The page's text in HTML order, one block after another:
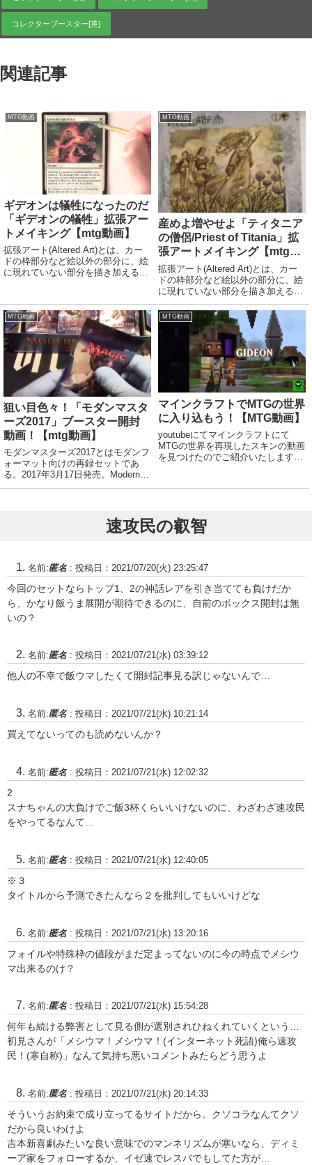
コレクターブースター[英]
関連記事
MTG動画
ギデオンは犠牲になったのだ
「ギデオンの犠牲」拡張アー
トメイキング【mtg動画】
拡張アート(Altered Art)とは、カー
ドの枠部分など絵以外の部分に、絵
に現れていない部分を描き加えるこ
じめとする芸術的な修正を加えたカ
ードは認定大会で使用できるが、そ
の...
MTG動画
産めよ増やせよ「ティタニア
の僧侶/Priest of Titania」拡
張アートメイキング【mtg動
画】
拡張アート(Altered Art)とは、カー
ドの枠部分など絵以外の部分に、絵
に現れていない部分を描き加えるこ
と。または、そのような加工が施さ
れたカードのこと。拡張アートをは
じめとする芸術的な修正を加えたカ
ードは認定大会で使用できるが、そ
MTG動画
狙い目色々！「モダンマスタ
ーズ2017」ブースター開封
動画！【mtg動画】
モダンマスターズ2017とはモダンフ
ォーマット向けの再録セットであ
る。2017年3月17日発売。Modern
Mastersシリーズの第3弾。スタンダ
を目的とした再録セットであ...
MTG動画
マインクラフトでMTGの世界
に入り込もう！【MTG動画】
youtubeにてマインクラフトにて
MTGの世界を再現したスキンの動画
を見つけたのでご紹介いたします。
れておりました。マインクラフトは
速攻民の叡智
名前:匿名 : 投稿日：2021/07/20(火) 23:25:47
今回のセットならトップ1、2の神話レアを引き当てても負けだか
ら、かなり飯うま展開が期待できるのに、自前のボックス開封は無
いの？
名前:匿名 : 投稿日：2021/07/21(水) 03:39:12
他人の不幸で飯ウマしたくて開封記事見る訳じゃないんで…
名前:匿名 : 投稿日：2021/07/21(水) 10:21:14
買えてないってのも読めないんか？
名前:匿名 : 投稿日：2021/07/21(水) 12:02:32
2
スナちゃんの大負けでご飯3杯くらいいけないのに、わざわざ速攻民
をやってるなんて…
名前:匿名 : 投稿日：2021/07/21(水) 12:40:05
※３
タイトルから予測できたんなら２を批判してもいいけどな
名前:匿名 : 投稿日：2021/07/21(水) 13:20:16
フォイルや特殊枠の値段がまだ定まってないのに今の時点でメシウ
マ出来るのけ？
名前:匿名 : 投稿日：2021/07/21(水) 15:54:28
何年も続ける弊害として見る側が選別されひねくれていくという…
初見さんが「メシウマ！メシウマ！(インターネット死語)俺ら速攻
民！(寒自称)」なんて気持ち悪いコメントみたらどう思うよ
名前:匿名 : 投稿日：2021/07/21(水) 20:14:33
そういうお約束で成り立ってるサイトだから。クソコラなんてクソ
だから良いわけよ
吉本新喜劇みたいな良い意味でのマンネリズムが寒いなら、ディミ
ーア家をフォローするか、イゼ速でレスバでもしてた方が…